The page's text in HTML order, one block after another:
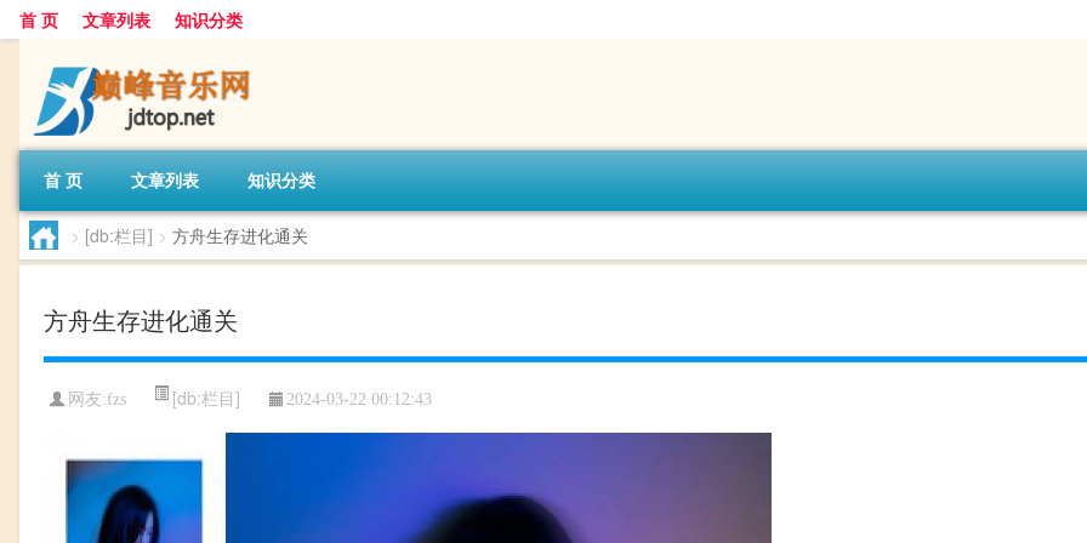
首 页 文章列表 知识分类
首 页 文章列表 知识分类
> [db:栏目] > 方舟生存进化通关
方舟生存进化通关
网友:fzs [db:栏目] 2024-03-22 00:12:43